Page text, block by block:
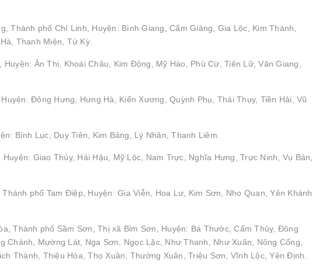
Thành phố Chí Linh, Huyện: Bình Giang, Cẩm Giàng, Gia Lộc, Kim Thành,
Thanh Miện, Tứ Kỳ.
Ân Thi, Khoái Châu, Kim Động, Mỹ Hào, Phù Cừ, Tiên Lữ, Văn Giang,
Đông Hưng, Hưng Hà, Kiến Xương, Quỳnh Phụ, Thái Thụy, Tiền Hải, Vũ
Bình Lục, Duy Tiên, Kim Bảng, Lý Nhân, Thanh Liêm.
Giao Thủy, Hải Hậu, Mỹ Lộc, Nam Trực, Nghĩa Hưng, Trực Ninh, Vụ Bản,
phố Tam Điệp, Huyện: Gia Viễn, Hoa Lư, Kim Sơn, Nho Quan, Yên Khánh,
Thành phố Sầm Sơn, Thị xã Bỉm Sơn, Huyện: Bá Thước, Cẩm Thủy, Đông
Chánh, Mường Lát, Nga Sơn, Ngọc Lặc, Như Thanh, Như Xuân, Nông Cống,
Thành, Thiệu Hóa, Thọ Xuân, Thường Xuân, Triệu Sơn, Vĩnh Lộc, Yên Định.